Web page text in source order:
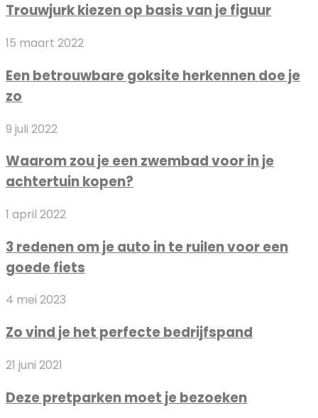
missen
omarmen
op
van
je
figuur
Trouwjurk kiezen op basis van je figuur
Een
goksite
herkennen
je
15 maart 2022
Een betrouwbare goksite herkennen doe je
zo
Waarom
je
een
voor
je
achtertuin
9 juli 2022
Waarom zou je een zwembad voor in je
achtertuin kopen?
3
om
je
in
ruilen
een
goede
fiets
1 april 2022
3 redenen om je auto in te ruilen voor een
goede fiets
Zo
je
perfecte
4 mei 2023
Zo vind je het perfecte bedrijfspand
Deze
moet
21 juni 2021
Deze pretparken moet je bezoeken